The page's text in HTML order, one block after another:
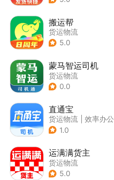
搬运帮
货运物流
5.0
蒙马智运司机
货运物流
0.0
直通宝
货运物流
效率办公
1.0
运满满货主
货运物流
5.0